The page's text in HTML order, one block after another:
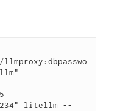
llmproxy:dbpasswo
litellm --